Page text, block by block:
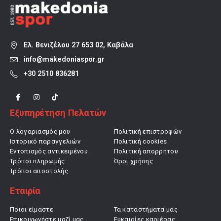
Ελ. Βενιζέλου 27 653 02, Καβάλα
info@makedoniaspor.gr
+30 2510 836281
Εξυπηρέτηση Πελατών
Ο λογαριασμός μου
Ιστορικό παραγγελιών
Εντοπισμός αντικειμένου
Τρόποι πληρωμής
Τρόποι αποστολής
Πολιτική επιστροφών
Πολιτική cookies
Πολιτική απορρήτου
Όροι χρήσης
Εταιρία
Ποιοι είμαστε
Επικοινωνήστε μαζί μας
Τα καταστήματα μας
Ευκαιρίες καριέρας